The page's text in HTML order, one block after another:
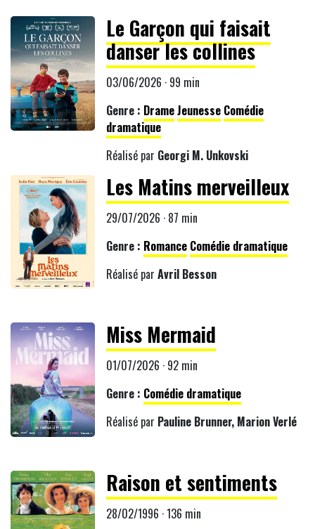
Le Garçon qui faisait
danser les collines
03/06/2026 · 99 min
Genre : DrameJeunesse Comédie
dramatique
Réalisé par Georgi M. Unkovski
Les Matins merveilleux
29/07/2026 · 87 min
Genre : Romance Comédie dramatique
Réalisé par Avril Besson
Miss Mermaid
01/07/2026 · 92 min
Genre : Comédie dramatique
Réalisé par Pauline Brunner, Marion Verlé
Raison et sentiments
28/02/1996 · 136 min